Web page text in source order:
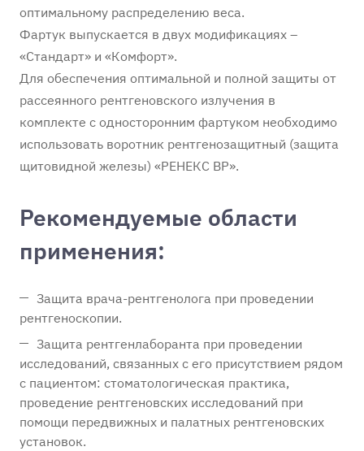
оптимальному распределению веса.
Фартук выпускается в двух модификациях –
«Стандарт» и «Комфорт».
Для обеспечения оптимальной и полной защиты от
рассеянного рентгеновского излучения в
комплекте с односторонним фартуком необходимо
использовать воротник рентгенозащитный (защита
щитовидной железы) «РЕНЕКС ВР».
Рекомендуемые области
применения:
Защита врача-рентгенолога при проведении
рентгеноскопии.
Защита рентгенлаборанта при проведении
исследований, связанных с его присутствием рядом
с пациентом: стоматологическая практика,
проведение рентгеновских исследований при
помощи передвижных и палатных рентгеновских
установок.